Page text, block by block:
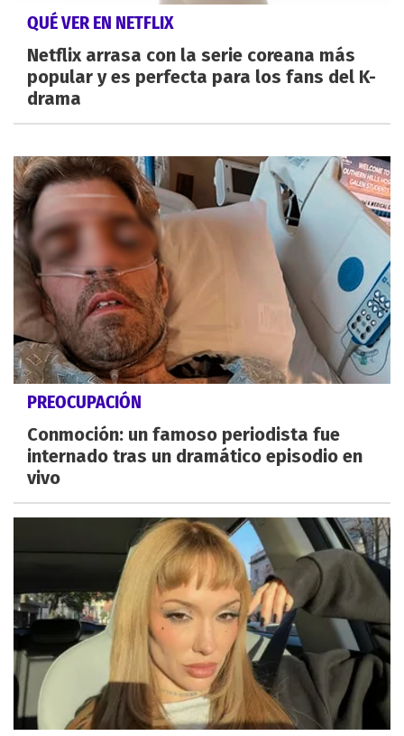
QUÉ VER EN NETFLIX
Netflix arrasa con la serie coreana más
popular y es perfecta para los fans del K-
drama
PREOCUPACIÓN
Conmoción: un famoso periodista fue
internado tras un dramático episodio en
vivo